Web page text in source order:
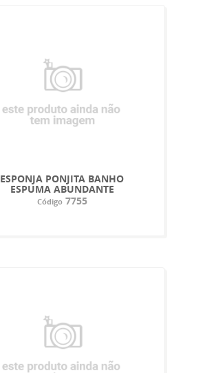
ESPONJA PONJITA BANHO
ESPUMA ABUNDANTE
Código7755